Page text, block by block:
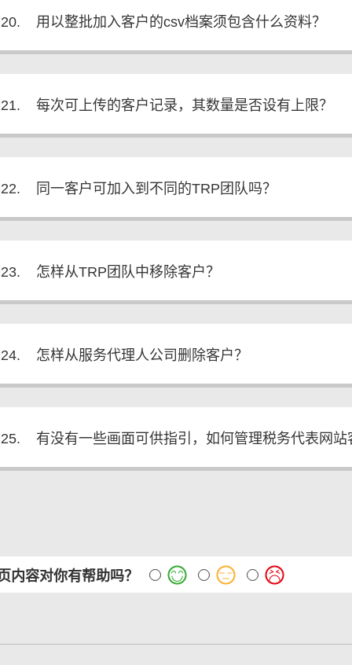
用以整批加入客户的csv档案须包含什么资料？
每次可上传的客户记录，其数量是否设有上限？
同一客户可加入到不同的TRP团队吗？
怎样从TRP团队中移除客户？
怎样从服务代理人公司删除客户？
有没有一些画面可供指引，如何管理税务代表网站
内容对你有帮助吗？